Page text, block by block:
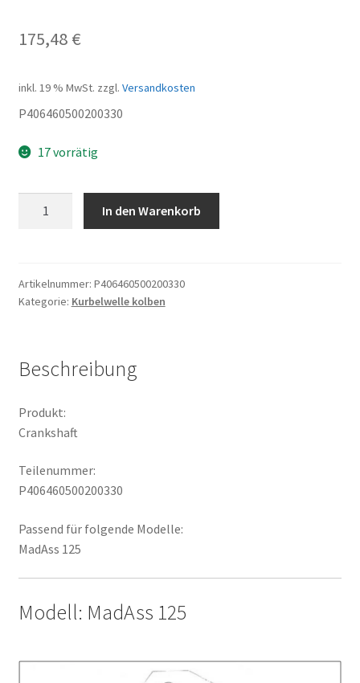
175,48 €
inkl. 19 % MwSt. zzgl. Versandkosten
P406460500200330
17 vorrätig
In den Warenkorb
Artikelnummer: P406460500200330
Kategorie: Kurbelwelle kolben
Beschreibung
Produkt:
Crankshaft
Teilenummer:
P406460500200330
Passend für folgende Modelle:
MadAss 125
Modell: MadAss 125